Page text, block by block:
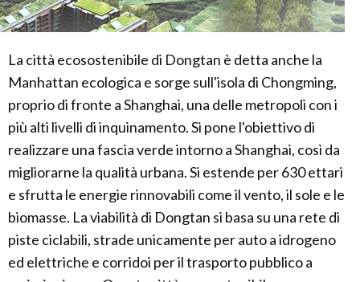
La città ecosostenibile di Dongtan è detta anche la
Manhattan ecologica e sorge sull'isola di Chongming,
proprio di fronte a Shanghai, una delle metropoli con i
più alti livelli di inquinamento. Si pone l'obiettivo di
realizzare una fascia verde intorno a Shanghai, così da
migliorarne la qualità urbana. Si estende per 630 ettari
e sfrutta le energie rinnovabili come il vento, il sole e le
biomasse. La viabilità di Dongtan si basa su una rete di
piste ciclabili, strade unicamente per auto a idrogeno
ed elettriche e corridoi per il trasporto pubblico a